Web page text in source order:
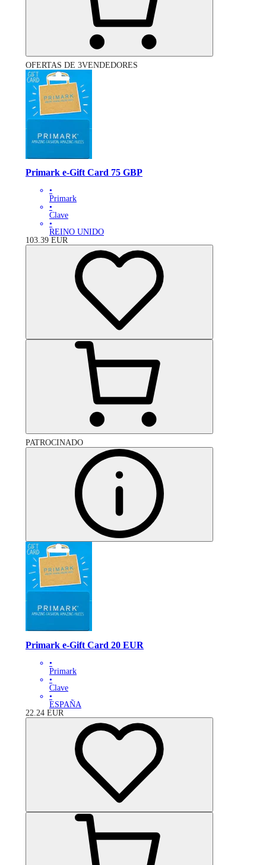
OFERTAS DE 3VENDEDORES
Primark e-Gift Card 75 GBP
•
Primark
•
Clave
•
REINO UNIDO
103.39 EUR
PATROCINADO
Primark e-Gift Card 20 EUR
•
Primark
•
Clave
•
ESPAÑA
22.24 EUR